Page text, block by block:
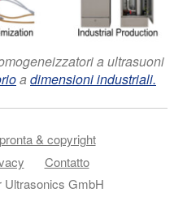
a ultrasuoni
adimensioni industriali.
& copyright
Contatto
GmbH